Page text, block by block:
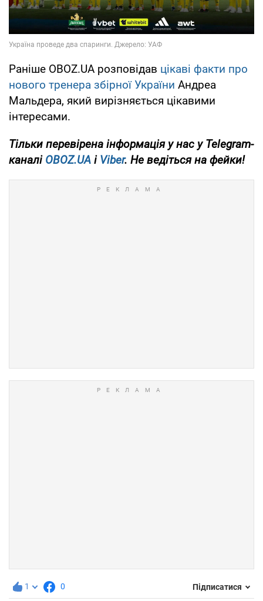
Раніше OBOZ.UA розповідав цікаві факти про
нового тренера збірної України Андреа
Мальдера, який вирізняється цікавими
інтересами.
Тільки перевірена інформація у нас у Telegram-
каналі OBOZ.UA і Viber. Не ведіться на фейки!
1 0 Підписатися